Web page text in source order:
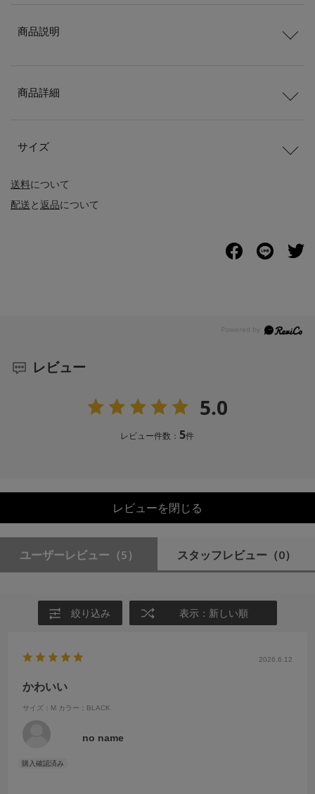
送料について
配送と返品について
商品説明
商品詳細
サイズ
レビュー
5.0
レビュー件数： 5件
レビューを閉じる
ユーザーレビュー （5） スタッフレビュー （0）
絞り込み 表示：新しい順
2026.6.12
かわいい
サイズ：M カラー：BLACK
no name